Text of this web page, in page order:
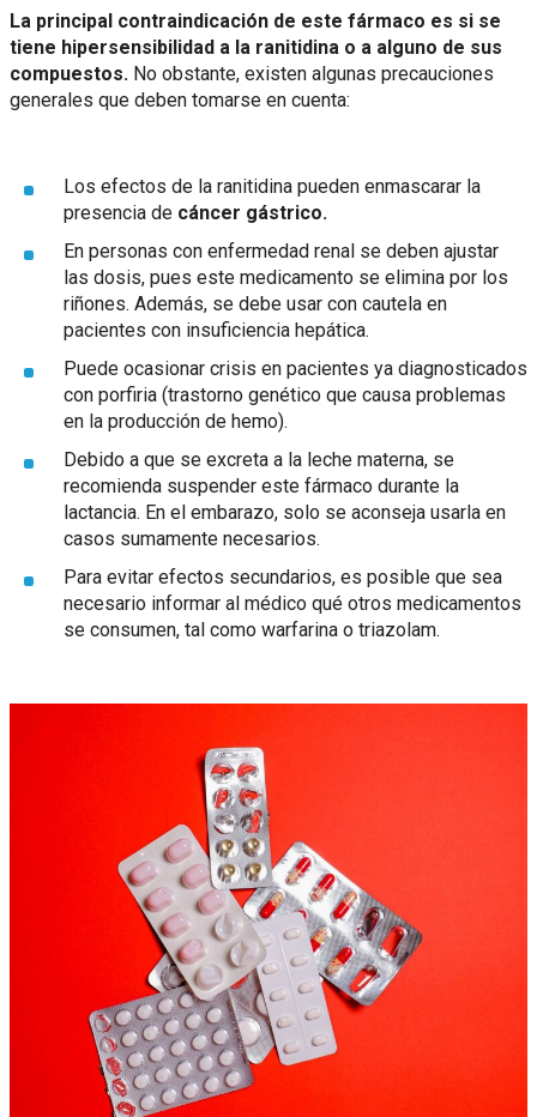
La principal contraindicación de este fármaco es si se
tiene hipersensibilidad a la ranitidina o a alguno de sus
compuestos. No obstante, existen algunas precauciones
generales que deben tomarse en cuenta:
Los efectos de la ranitidina pueden enmascarar la
presencia de cáncer gástrico.
En personas con enfermedad renal se deben ajustar
las dosis, pues este medicamento se elimina por los
riñones. Además, se debe usar con cautela en
pacientes con insuficiencia hepática.
Puede ocasionar crisis en pacientes ya diagnosticados
con porfiria (trastorno genético que causa problemas
en la producción de hemo).
Debido a que se excreta a la leche materna, se
recomienda suspender este fármaco durante la
lactancia. En el embarazo, solo se aconseja usarla en
casos sumamente necesarios.
Para evitar efectos secundarios, es posible que sea
necesario informar al médico qué otros medicamentos
se consumen, tal como warfarina o triazolam.